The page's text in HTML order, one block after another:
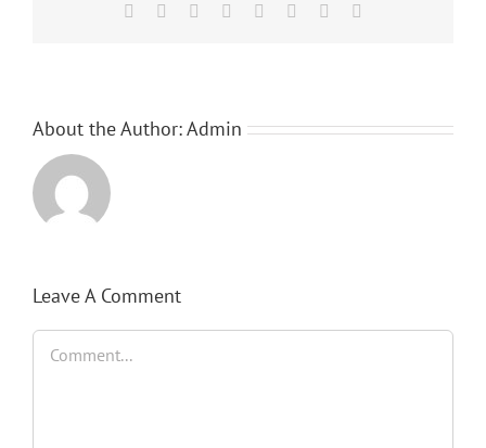
Facebook Reddit LinkedIn
TumblrPinterest
About the Author:Admin
Leave A Comment
Comment